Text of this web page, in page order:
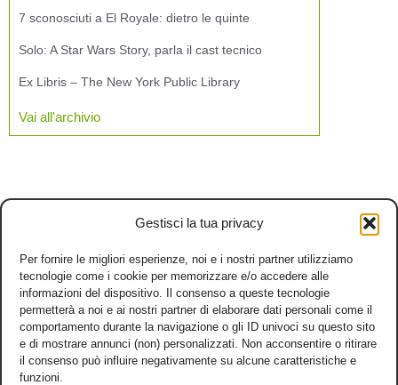
Gestisci la tua privacy
Per fornire le migliori esperienze, noi e i nostri partner utilizziamo
tecnologie come i cookie per memorizzare e/o accedere alle
informazioni del dispositivo. Il consenso a queste tecnologie
permetterà a noi e ai nostri partner di elaborare dati personali come il
comportamento durante la navigazione o gli ID univoci su questo sito
e di mostrare annunci (non) personalizzati. Non acconsentire o ritirare
il consenso può influire negativamente su alcune caratteristiche e
funzioni.
7 sconosciuti a El Royale: dietro le quinte
Solo: A Star Wars Story, parla il cast tecnico
Ex Libris – The New York Public Library
Vai all'archivio